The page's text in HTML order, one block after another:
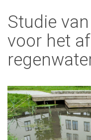
Studie
voor het